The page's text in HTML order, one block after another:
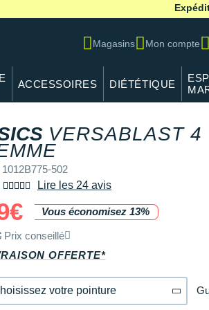
Magasins Mon compte
ACCESSOIRES DIÉTÉTIQUE
VERSABLAST 4
1012B775-502
Lire les 24 avis
Vous économisez 13%
Prix conseillé
OFFERTE*
votre pointure